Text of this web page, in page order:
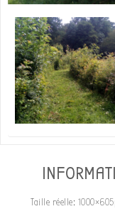
Taille réelle: 1000×605